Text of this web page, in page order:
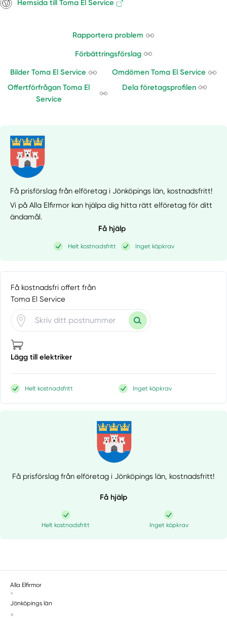
Hemsida till Toma El Service
Rapportera problem
Förbättringsförslag
Bilder Toma El Service
Omdömen Toma El Service
Offertförfrågan Toma El
Service
Dela företagsprofilen
Få prisförslag från elföretag i Jönköpings län, kostnadsfritt!
Vi på Alla Elfirmor kan hjälpa dig hitta rätt elföretag för ditt
ändamål.
Få hjälp
Helt kostnadsfritt Inget köpkrav
Få kostnadsfri offert från
Toma El Service
Lägg till elektriker
Helt kostnadsfritt Inget köpkrav
Få prisförslag från elföretag i Jönköpings län, kostnadsfritt!
Få hjälp
Helt kostnadsfritt Inget köpkrav
Alla Elfirmor
»
Jönköpings län
»